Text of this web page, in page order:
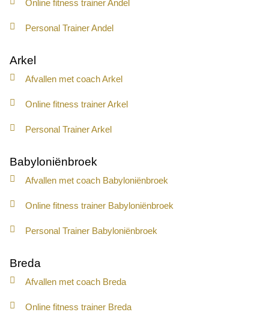
Online fitness trainer Andel
Personal Trainer Andel
Arkel
Afvallen met coach Arkel
Online fitness trainer Arkel
Personal Trainer Arkel
Babyloniënbroek
Afvallen met coach Babyloniënbroek
Online fitness trainer Babyloniënbroek
Personal Trainer Babyloniënbroek
Breda
Afvallen met coach Breda
Online fitness trainer Breda